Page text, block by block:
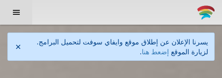

يسرنا الإعلان عن إطلاق موقع وايفاي سوفت لتحميل البرامج.
لزيارة الموقع إضعط هنا.
×